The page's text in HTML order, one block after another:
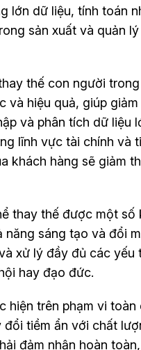
lớn dữ liệu, tính toán
sản xuất và quản
thế con người
và hiệu quả, giúp giảm
và phân tích dữ liệu
lĩnh vực tài chính và
khách hàng sẽ giảm
thay thế được một số
năng sáng tạo và đổi
xử lý đầy đủ các yếu
hay đạo đức.
hiện trên phạm vi toàn
tiềm ẩn với chất
đảm nhận hoàn toàn,